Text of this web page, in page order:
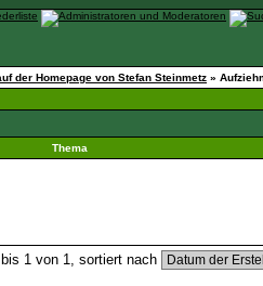
der Homepage von Stefan Steinmetz »
Thema
1 von 1, sortiert nach